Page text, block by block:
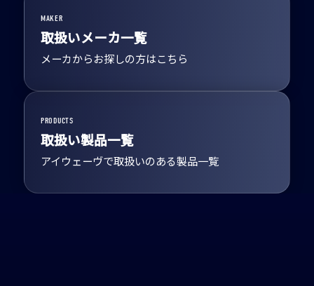
MAKER
取扱いメーカ一覧
メーカからお探しの方はこちら
PRODUCTS
取扱い製品一覧
アイウェーヴで取扱いのある製品一覧